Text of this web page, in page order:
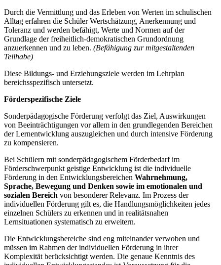
Durch die Vermittlung und das Erleben von Werten im schulischen
Alltag erfahren die Schüler Wertschätzung, Anerkennung und
Toleranz und werden befähigt, Werte und Normen auf der
Grundlage der freiheitlich-demokratischen Grundordnung
anzuerkennen und zu leben. (Befähigung zur mitgestaltenden
Teilhabe)
Diese Bildungs- und Erziehungsziele werden im Lehrplan
bereichsspezifisch untersetzt.
Förderspezifische Ziele
Sonderpädagogische Förderung verfolgt das Ziel, Auswirkungen
von Beeinträchtigungen vor allem in den grundlegenden Bereichen
der Lernentwicklung auszugleichen und durch intensive Förderung
zu kompensieren.
Bei Schülern mit sonderpädagogischem Förderbedarf im
Förderschwerpunkt geistige Entwicklung ist die individuelle
Förderung in den Entwicklungsbereichen Wahrnehmung,
Sprache, Bewegung und Denken sowie im emotionalen und
sozialen Bereich von besonderer Relevanz. Im Prozess der
individuellen Förderung gilt es, die Handlungsmöglichkeiten jedes
einzelnen Schülers zu erkennen und in realitätsnahen
Lernsituationen systematisch zu erweitern.
Die Entwicklungsbereiche sind eng miteinander verwoben und
müssen im Rahmen der individuellen Förderung in ihrer
Komplexität berücksichtigt werden. Die genaue Kenntnis des